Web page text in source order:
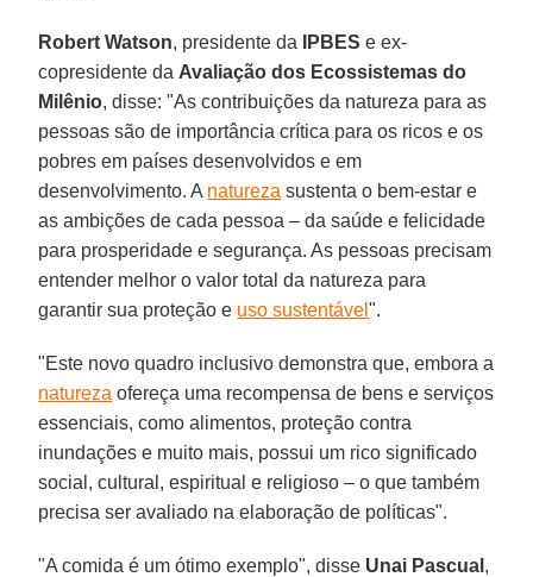
Robert Watson, presidente da IPBES e ex-
copresidente da Avaliação dos Ecossistemas do
Milênio, disse: "As contribuições da natureza para as
pessoas são de importância crítica para os ricos e os
pobres em países desenvolvidos e em
desenvolvimento. A natureza sustenta o bem-estar e
as ambições de cada pessoa – da saúde e felicidade
para prosperidade e segurança. As pessoas precisam
entender melhor o valor total da natureza para
garantir sua proteção e uso sustentável".
"Este novo quadro inclusivo demonstra que, embora a
natureza ofereça uma recompensa de bens e serviços
essenciais, como alimentos, proteção contra
inundações e muito mais, possui um rico significado
social, cultural, espiritual e religioso – o que também
precisa ser avaliado na elaboração de políticas".
"A comida é um ótimo exemplo", disse Unai Pascual ,